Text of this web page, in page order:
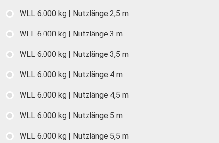
WLL 6.000 kg | Nutzlänge 2,5 m
WLL 6.000 kg | Nutzlänge 3 m
WLL 6.000 kg | Nutzlänge 3,5 m
WLL 6.000 kg | Nutzlänge 4 m
WLL 6.000 kg | Nutzlänge 4,5 m
WLL 6.000 kg | Nutzlänge 5 m
WLL 6.000 kg | Nutzlänge 5,5 m